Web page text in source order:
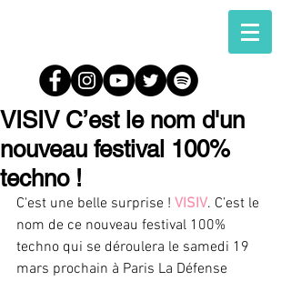
VISIV C’est le nom d'un
nouveau festival 100%
techno !
C'est une belle surprise ! VISIV. C’est le
nom de ce nouveau festival 100%
techno qui se déroulera le samedi 19
mars prochain à Paris La Défense